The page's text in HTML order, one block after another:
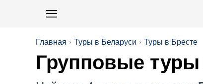
Главная Туры в Беларуси Туры в Бресте
Групповые туры